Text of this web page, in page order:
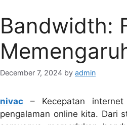
Bandwidth:
December 7, 2024 by admin
nivac – Kecepatan
pengalaman online kita. Dari